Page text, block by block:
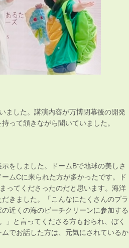
ました。講演内容が万博閉幕後の開発
って頷きながら聞いていました。
をしました。ドームBで地球の美しさ
ムCに来られた方が多かったです。ド
ってくださったのだと思います。海洋
きました。「こんなにたくさんのプラ
近くの海のビーチクリーンに参加する
」と言ってくださる方もおられ、ぼく
でお話した方は、元気にされているか